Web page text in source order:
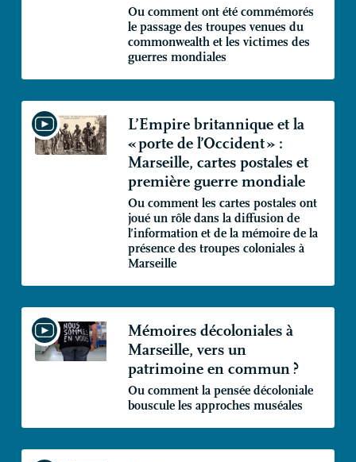
Ou comment ont été commémorés
le passage des troupes venues du
commonwealth et les victimes des
guerres mondiales
L’Empire britannique et la
«porte de l’Occident» :
Marseille, cartes postales et
première guerre mondiale
Ou comment les cartes postales ont
joué un rôle dans la diffusion de
l’information et de la mémoire de la
présence des troupes coloniales à
Marseille
Mémoires décoloniales à
Marseille, vers un
patrimoine en commun ?
Ou comment la pensée décoloniale
bouscule les approches muséales